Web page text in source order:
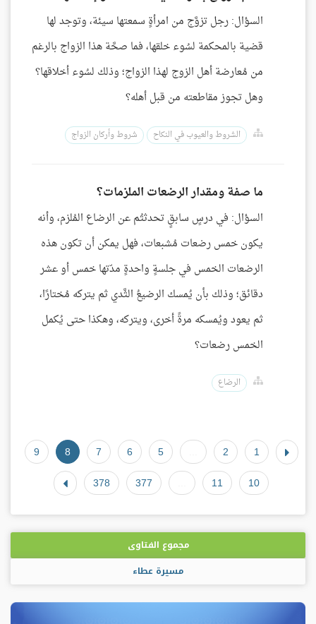
السؤال: رجل تزوَّج من امرأةٍ سمعتها سيئة، وتوجد لها
قضية بالمحكمة لسُوء خلقها، فما صحَّة هذا الزواج بالرغم
من مُعارضة أهل الزوج لهذا الزواج؛ وذلك لسُوء أخلاقها؟
وهل تجوز مقاطعته من قبل أهله؟
الشروط والعيوب في النكاح شروط وأركان الزواج
ما صفة ومقدار الرضعات الملزمات؟
السؤال: في درسٍ سابقٍ تحدثتُم عن الرضاع المُلزم، وأنه
يكون خمس رضعات مُشبعات، فهل يمكن أن تكون هذه
الرضعات الخمس في جلسةٍ واحدةٍ مدّتها خمس أو عشر
دقائق؛ وذلك بأن يُمسك الرضيعُ الثَّدي ثم يتركه مُختارًا،
ثم يعود ويُمسكه مرةً أخرى، ويتركه، وهكذا حتى يُكمل
الخمس رضعات؟
الرضاع
1
2
5
6
7
8
9
10
11
377
378
مجموع الفتاوى
مسيرة عطاء